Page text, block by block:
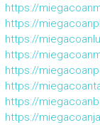
https://
https://
https://
https://
https://
https://
https://
https://